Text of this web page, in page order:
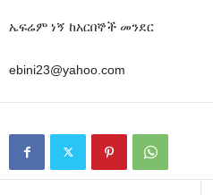
ኤፍሬም ነኝ ከአርበኞች መንደር
ebini23@yahoo.com